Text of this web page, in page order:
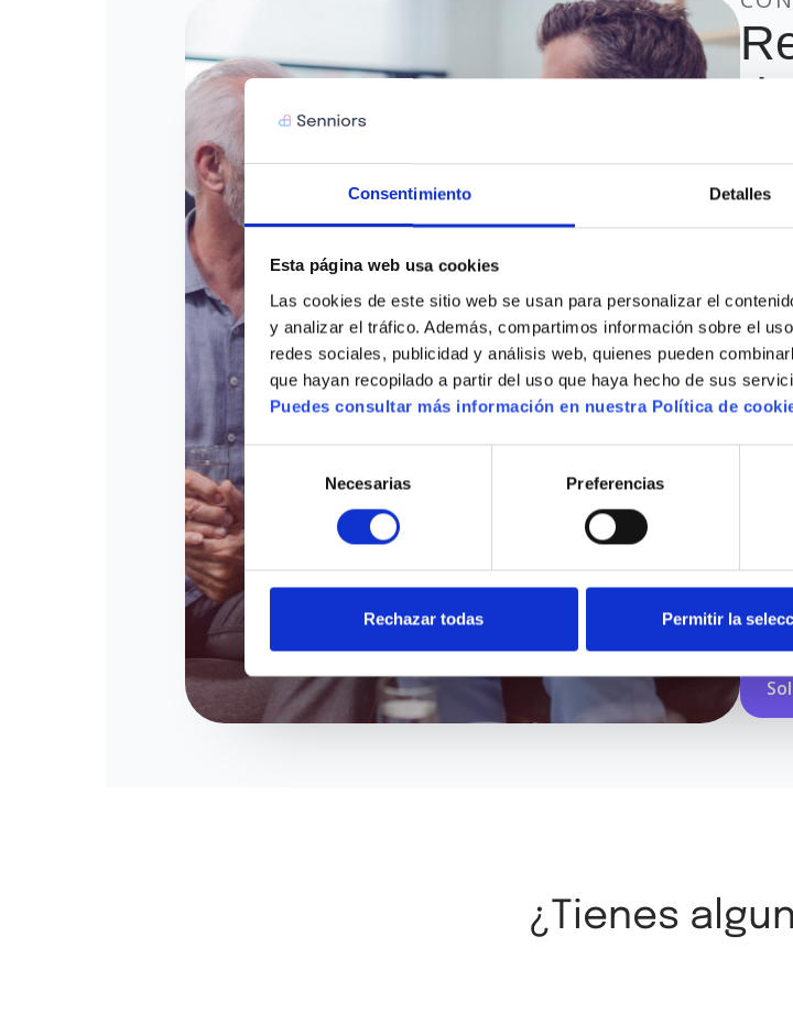
Consentimiento Detalles
Esta página web usa cookies
Las cookies de este sitio web se usan para personalizar el
y analizar el tráfico. Además, compartimos información sobre el
redes sociales, publicidad y análisis web, quienes pueden
que hayan recopilado a partir del uso que haya hecho de sus
Puedes consultar más información en nuestra Política de
de
consentimiento
Necesarias Preferencias
Rechazar todas Permitir la
tus
He
¿Tienes